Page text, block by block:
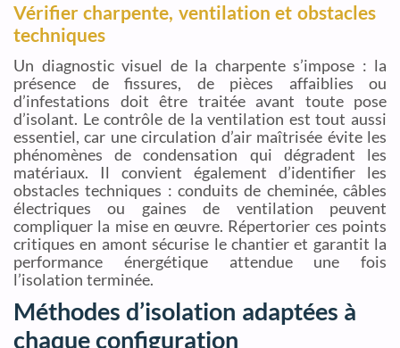
Vérifier charpente, ventilation et obstacles
techniques
Un diagnostic visuel de la charpente s’impose : la
présence de fissures, de pièces affaiblies ou
d’infestations doit être traitée avant toute pose
d’isolant. Le contrôle de la ventilation est tout aussi
essentiel, car une circulation d’air maîtrisée évite les
phénomènes de condensation qui dégradent les
matériaux. Il convient également d’identifier les
obstacles techniques : conduits de cheminée, câbles
électriques ou gaines de ventilation peuvent
compliquer la mise en œuvre. Répertorier ces points
critiques en amont sécurise le chantier et garantit la
performance énergétique attendue une fois
l’isolation terminée.
Méthodes d’isolation adaptées à
chaque configuration